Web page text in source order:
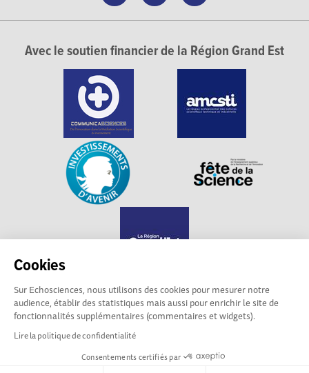
Cookies
Sur Echosciences, nous utilisons des cookies pour mesurer notre
audience, établir des statistiques mais aussi pour enrichir le site de
fonctionnalités supplémentaires (commentaires et widgets).
Lire la politique de confidentialité
Consentements certifiés par
Avec le soutien financier de la Région Grand Est
Echosciences Grand Est est propulsé par
Communicasciences
Mentions légales|Politique de confidentialité